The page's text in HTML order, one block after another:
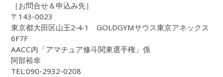
［お問合せ＆申込み先］
〒143-0023
東京都大田区山王2‐4‐1 GOLDGYMサウス東京アネックス
6F7F
AACC内「アマチュア修斗関東選手権」係
阿部裕幸
TEL:090-2932-0208